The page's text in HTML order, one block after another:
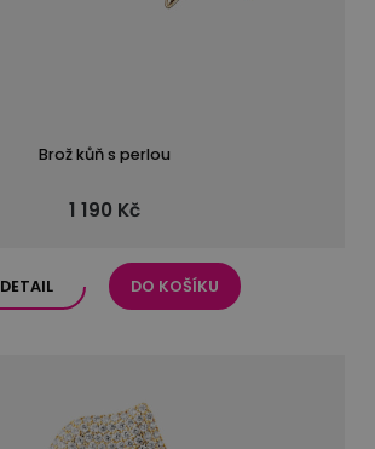
Brož kůň s perlou
1 190 Kč
DETAIL DO KOŠÍKU